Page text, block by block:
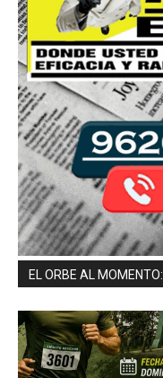
EL ORBE AL MOMENTO: